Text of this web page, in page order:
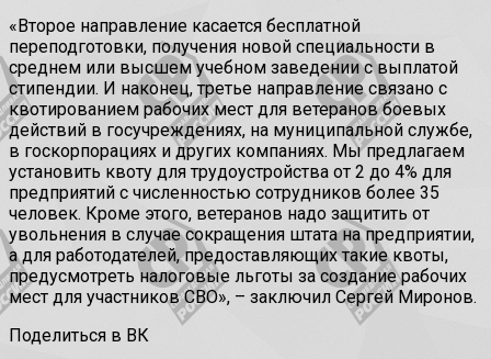
«Второе направление касается бесплатной
переподготовки, получения новой специальности в
среднем или высшем учебном заведении с выплатой
стипендии. И наконец, третье направление связано с
квотированием рабочих мест для ветеранов боевых
действий в госучреждениях, на муниципальной службе,
в госкорпорациях и других компаниях. Мы предлагаем
установить квоту для трудоустройства от 2 до 4% для
предприятий с численностью сотрудников более 35
человек. Кроме этого, ветеранов надо защитить от
увольнения в случае сокращения штата на предприятии,
а для работодателей, предоставляющих такие квоты,
предусмотреть налоговые льготы за создание рабочих
мест для участников СВО», – заключил Сергей Миронов.
Поделиться в ВК